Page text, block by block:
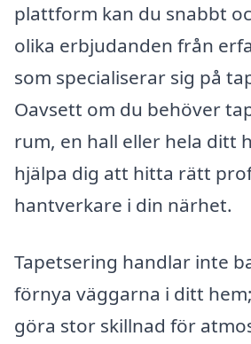
plattform kan du snabbt
olika erbjudanden från
som specialiserar sig på
Oavsett om du behöver
rum, en hall eller hela ditt
hjälpa dig att hitta rätt
hantverkare i din närhet.
Tapetsering handlar inte
förnya väggarna i ditt
göra stor skillnad för